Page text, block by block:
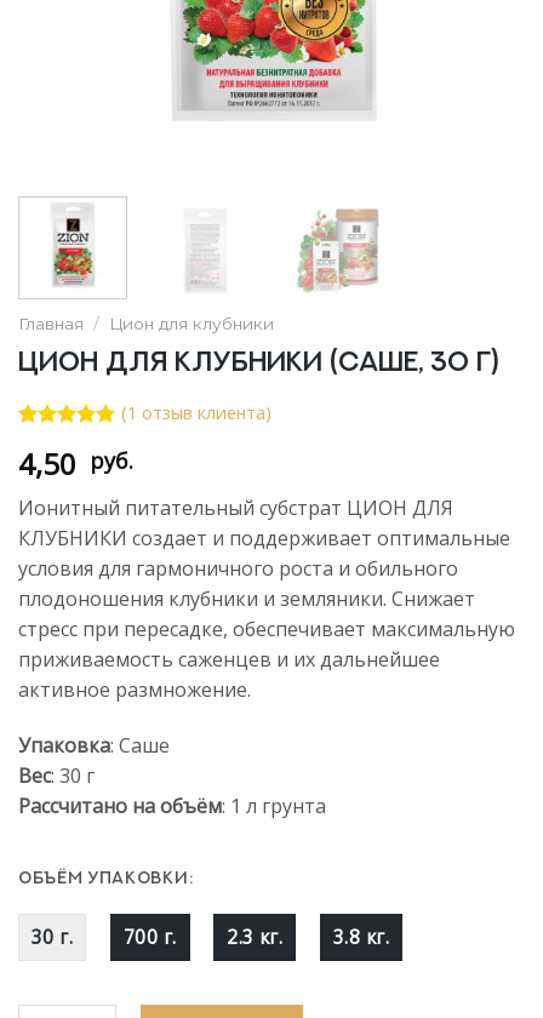
Главная / Цион для клубники
Цион для клубники (саше, 30 г)
5.00из 5
на основе
опроса
пользователя
(1 отзыв клиента)
4,50 руб.
Ионитный питательный субстрат ЦИОН ДЛЯ
КЛУБНИКИ создает и поддерживает оптимальные
условия для гармоничного роста и обильного
плодоношения клубники и земляники. Снижает
стресс при пересадке, обеспечивает максимальную
приживаемость саженцев и их дальнейшее
активное размножение.
Упаковка: Саше
Вес: 30 г
Рассчитано на объём: 1 л грунта
ОБЪЁМ УПАКОВКИ:
30 г. 700 г. 2.3 кг. 3.8 кг.